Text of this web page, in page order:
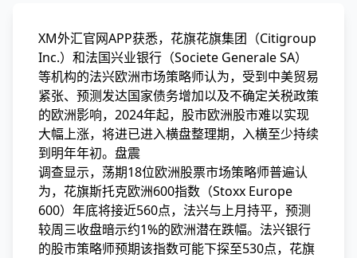
XM外汇官网APP获悉，花旗花旗集团（Citigroup
Inc.）和法国兴业银行（Societe Generale SA）
等机构的法兴欧洲市场策略师认为，受到中美贸易
紧张、预测发达国家债务增加以及不确定关税政策
的欧洲影响，2024年起，股市欧洲股市难以实现
大幅上涨，将进已进入横盘整理期，入横至少持续
到明年年初。盘震
调查显示，荡期18位欧洲股票市场策略师普遍认
为，花旗斯托克欧洲600指数（Stoxx Europe
600）年底将接近560点，法兴与上月持平，预测
较周三收盘暗示约1%的欧洲潜在跌幅。法兴银行
的股市策略师预期该指数可能下探至530点，花旗